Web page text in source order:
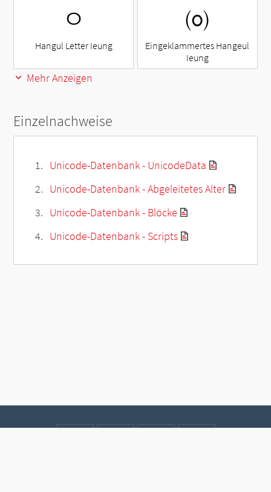
ㅇ
Hangul Letter Ieung
㈇
Eingeklammertes Hangeul
Ieung
Mehr Anzeigen
Einzelnachweise
Unicode-Datenbank - UnicodeData
Unicode-Datenbank - Abgeleitetes Alter
Unicode-Datenbank - Blöcke
Unicode-Datenbank - Scripts